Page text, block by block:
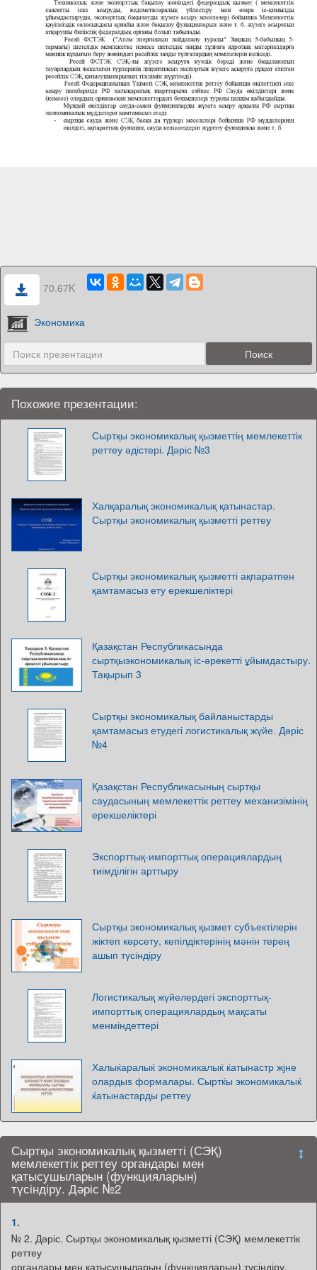
70.67K
Экономика
Похожие презентации:
Сыртқы экономикалық қызметтің мемлекеттік
реттеу әдістері. Дәріс №3
Халқаралық экономикалық қатынастар.
Сыртқы экономикалық қызметті реттеу
Сыртқы экономикалық қызметті ақпаратпен
қамтамасыз ету ерекшеліктері
Қазақстан Республикасында
сыртқыэкономикалық іс-әрекетті ұйымдастыру.
Тақырып 3
Сыртқы экономикалық байланыстарды
қамтамасыз етудегі логистикалық жүйе. Дәріс
№4
Қазақстан Республикасының сыртқы
саудасының мемлекеттік реттеу механизімінің
ерекшеліктері
Экспорттық-импорттық операциялардың
тиімділігін арттыру
Сыртқы экономикалық қызмет субъектілерін
жіктеп көрсету, кепілдіктерінің мәнін терең
ашып түсіндіру
Логистикалық жүйелердегі экспорттық-
импорттық операциялардың мақсаты
менміндеттері
Халыќаралыќ экономикалыќ ќатынастр жјне
олардыѕ формалары. Сыртќы экономикалыќ
ќатынастарды реттеу
Сыртқы экономикалық қызметті (СЭҚ)
мемлекеттік реттеу органдары мен
қатысушыларын (функцияларын)
түсіндіру. Дәріс №2
1.
№ 2. Дәріс. Сыртқы экономикалық қызметті (СЭҚ) мемлекеттік
реттеу
органдары мен қатысушыларын (функцияларын) түсіндіру.